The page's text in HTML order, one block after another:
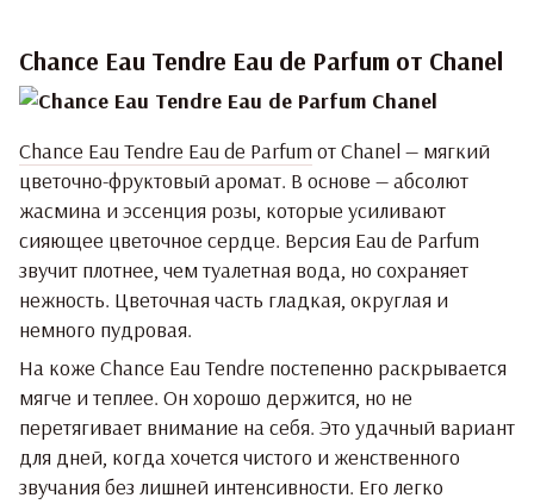
Chance Eau Tendre Eau de Parfum от Chanel
Chance Eau Tendre Eau de Parfum от Chanel — мягкий
цветочно-фруктовый аромат. В основе — абсолют
жасмина и эссенция розы, которые усиливают
сияющее цветочное сердце. Версия Eau de Parfum
звучит плотнее, чем туалетная вода, но сохраняет
нежность. Цветочная часть гладкая, округлая и
немного пудровая.
На коже Chance Eau Tendre постепенно раскрывается
мягче и теплее. Он хорошо держится, но не
перетягивает внимание на себя. Это удачный вариант
для дней, когда хочется чистого и женственного
звучания без лишней интенсивности. Его легко